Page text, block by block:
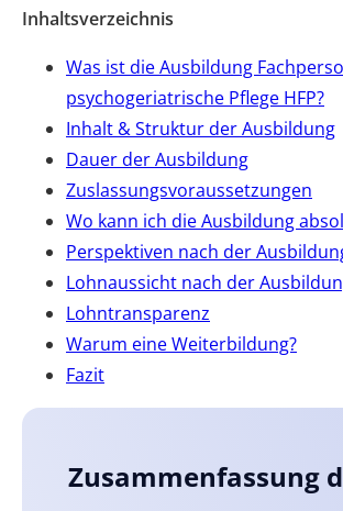
Inhaltsverzeichnis
Was ist die Ausbildung
psychogeriatrische Pflege HFP?
Inhalt & Struktur der Ausbildung
Dauer der Ausbildung
Zuslassungsvoraussetzungen
Wo kann ich die Ausbildung
Perspektiven nach der
Lohnaussicht nach der
Lohntransparenz
Warum eine Weiterbildung?
Fazit
Zusammenfassung